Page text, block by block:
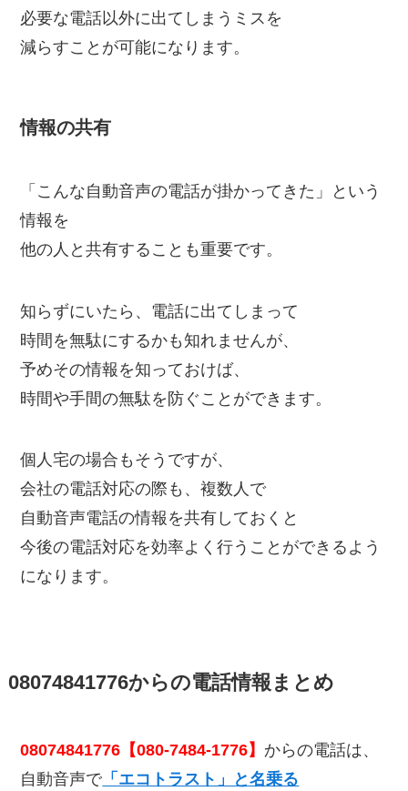
必要な電話以外に出てしまうミスを
減らすことが可能になります。
情報の共有
「こんな自動音声の電話が掛かってきた」という
情報を
他の人と共有することも重要です。
知らずにいたら、電話に出てしまって
時間を無駄にするかも知れませんが、
予めその情報を知っておけば、
時間や手間の無駄を防ぐことができます。
個人宅の場合もそうですが、
会社の電話対応の際も、複数人で
自動音声電話の情報を共有しておくと
今後の電話対応を効率よく行うことができるよう
になります。
08074841776からの電話情報まとめ
08074841776【080-7484-1776】 からの電話は、
自動音声で「エコトラスト」と名乗る